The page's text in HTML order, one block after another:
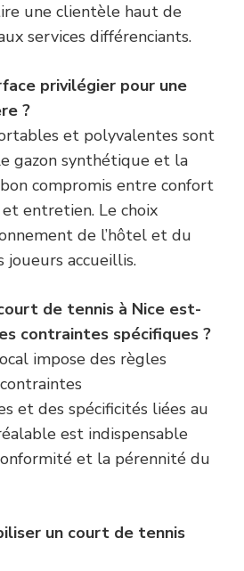
une clientèle haut de
services différenciants.
privilégier pour une
?
et polyvalentes sont
gazon synthétique et la
compromis entre confort
entretien. Le choix
de l’hôtel et du
joueurs accueillis.
de tennis à Nice est-
contraintes spécifiques ?
impose des règles
et des spécificités liées au
est indispensable
et la pérennité du
un court de tennis